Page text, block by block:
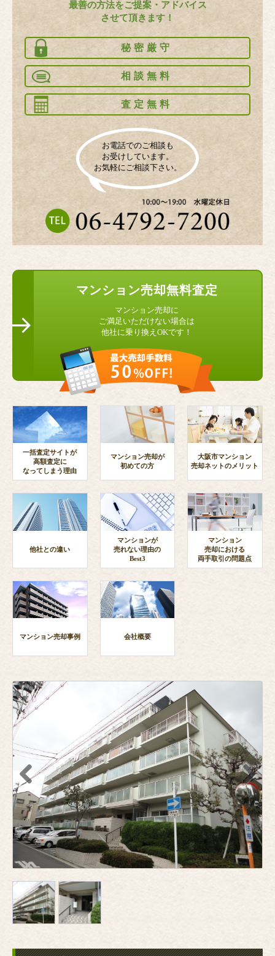
最善の方法をご提案・アドバイス
させて頂きます！
秘密厳守
相談無料
査定無料
お電話でのご相談も
お受けしています。
お気軽にご相談下さい。
マンション売却無料査定
マンション売却に
ご満足いただけない場合は
他社に乗り換えOKです！
一括査定サイトが
高額査定に
なってしまう理由
マンション売却が
初めての方
大阪市マンション
売却ネットのメリット
他社との違い
マンションが
売れない理由の
Best3
マンション
売却における
両手取引の問題点
マンション売却事例 会社概要
Previous Next